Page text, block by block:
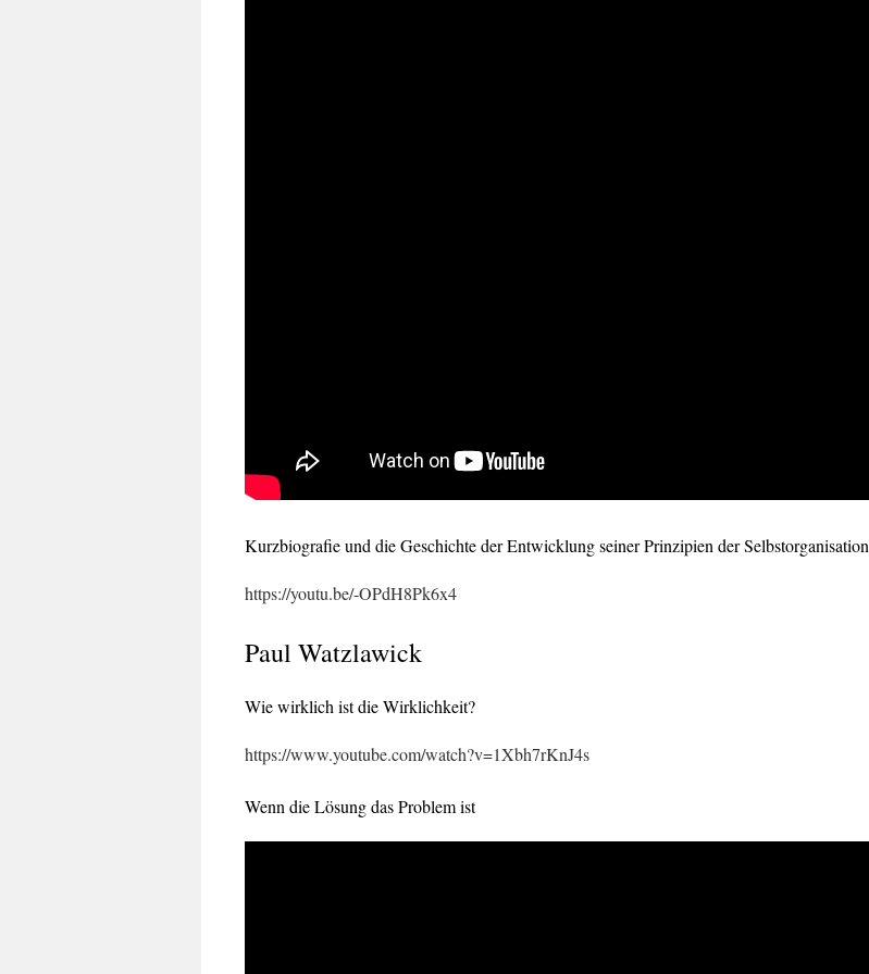
Kurzbiografie und die Geschichte der Entwicklung seiner Prinzipien der Selbstorganisation
https://youtu.be/-OPdH8Pk6x4
Paul Watzlawick
Wie wirklich ist die Wirklichkeit?
https://www.youtube.com/watch?v=1Xbh7rKnJ4s
Wenn die Lösung das Problem ist